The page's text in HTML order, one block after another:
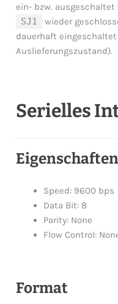
ein- bzw. ausgeschaltet
SJ1
wieder
dauerhaft
Auslieferungszustand).
Serielles
Eigenschaften
Speed: 9600 bps
Data Bit: 8
Parity: None
Flow Control:
Format